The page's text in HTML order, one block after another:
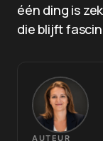
één ding is
die blijft
AUTEUR